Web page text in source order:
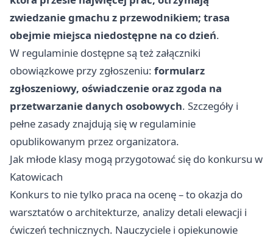
zwiedzanie gmachu z przewodnikiem; trasa
obejmie miejsca niedostępne na co dzień.
W regulaminie dostępne są też załączniki
obowiązkowe przy zgłoszeniu: formularz
zgłoszeniowy, oświadczenie oraz zgoda na
przetwarzanie danych osobowych. Szczegóły i
pełne zasady znajdują się w regulaminie
opublikowanym przez organizatora.
Jak młode klasy mogą przygotować się do konkursu w
Katowicach
Konkurs to nie tylko praca na ocenę – to okazja do
warsztatów o architekturze, analizy detali elewacji i
ćwiczeń technicznych. Nauczyciele i opiekunowie